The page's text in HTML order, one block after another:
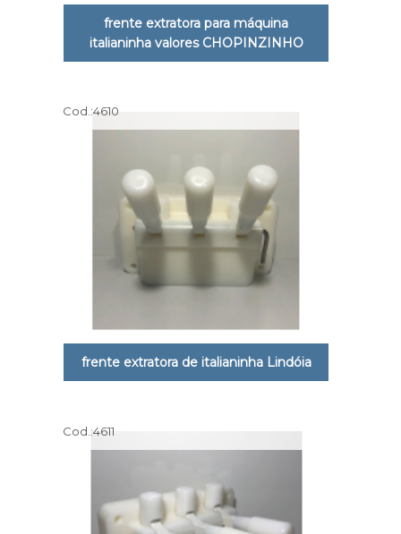
frente extratora para máquina
italianinha valores CHOPINZINHO
Cod.:4610
frente extratora de italianinha Lindóia
Cod.:4611